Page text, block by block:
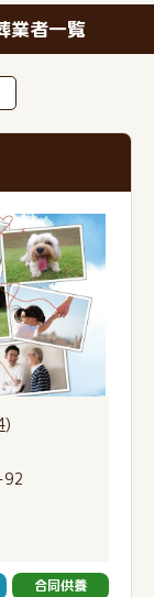
業者一覧
)
92
合同供養